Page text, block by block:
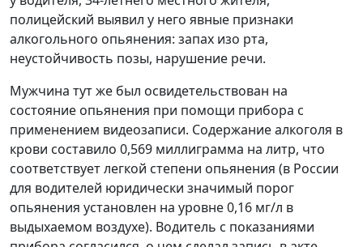
полицейский выявил у него явные признаки
алкогольного опьянения: запах изо рта,
неустойчивость позы, нарушение речи.
Мужчина тут же был освидетельствован на
состояние опьянения при помощи прибора с
применением видеозаписи. Содержание алкоголя в
крови составило 0,569 миллиграмма на литр, что
соответствует легкой степени опьянения (в России
для водителей юридически значимый порог
опьянения установлен на уровне 0,16 мг/л в
выдыхаемом воздухе). Водитель с показаниями